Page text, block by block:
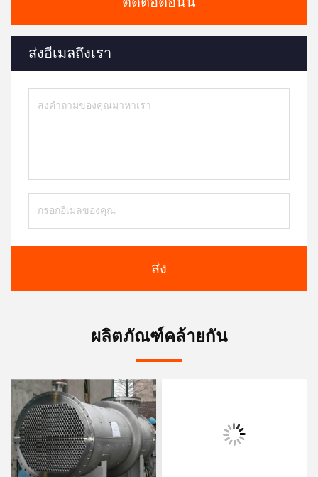
ส่งอีเมลถึงเรา
ส่ง
ผลิตภัณฑ์คล้ายกัน